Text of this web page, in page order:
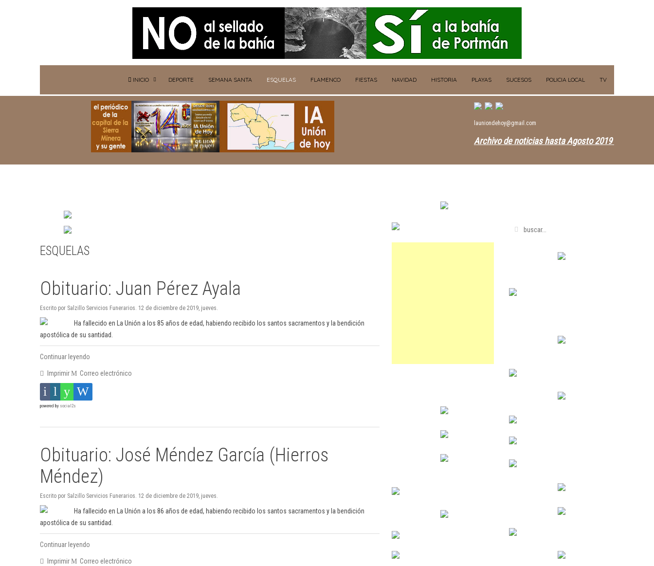
INICIO DEPORTE SEMANA SANTA ESQUELAS FLAMENCO FIESTAS NAVIDAD HISTORIA PLAYAS SUCESOS POLICIA LOCAL TV
launiondehoy@gmail.com
Archivo de noticias hasta Agosto 2019
ESQUELAS
Obituario: Juan Pérez Ayala
Escrito por Salzillo Servicios Funerarios. 12 de diciembre de 2019, jueves.
Ha fallecido en La Unión a los 85 años de edad, habiendo recibido los santos sacramentos y la bendición
apostólica de su santidad.
Continuar leyendo
Imprimir Correo electrónico
powered by social2s
Obituario: José Méndez García (Hierros
Méndez)
Escrito por Salzillo Servicios Funerarios. 12 de diciembre de 2019, jueves.
Ha fallecido en La Unión a los 86 años de edad, habiendo recibido los santos sacramentos y la bendición
apostólica de su santidad.
Continuar leyendo
Imprimir Correo electrónico